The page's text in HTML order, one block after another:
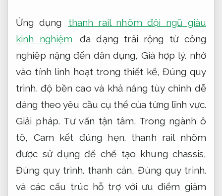
Ứng dụng
thanh rail nhôm đội ngũ giàu
kinh nghiệm
đa dạng trải rộng từ công
nghiệp nặng đến dân dụng, Giá hợp lý. nhờ
vào tính linh hoạt trong thiết kế,Đúng quy
trình. độ bền cao và khả năng tùy chỉnh dễ
dàng theo yêu cầu cụ thể của từng lĩnh vực.
Giải pháp. Tư vấn tận tâm. Trong ngành ô
tô, Cam kết đúng hẹn. thanh rail nhôm
được sử dụng để chế tạo khung chassis,
Đúng quy trình. thanh cản, Đúng quy trình.
và các cấu trúc hỗ trợ với ưu điểm giảm